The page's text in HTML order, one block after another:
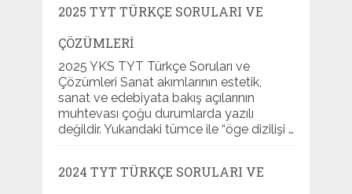
2025 TYT TÜRKÇE SORULARI VE
ÇÖZÜMLERI
2025 YKS TYT Türkçe Soruları ve
Çözümleri Sanat akımlarının estetik,
sanat ve edebiyata bakış açılarının
muhtevası çoğu durumlarda yazılı
değildir. Yukarıdaki tümce ile “öge dizilişi …
2024 TYT TÜRKÇE SORULARI VE